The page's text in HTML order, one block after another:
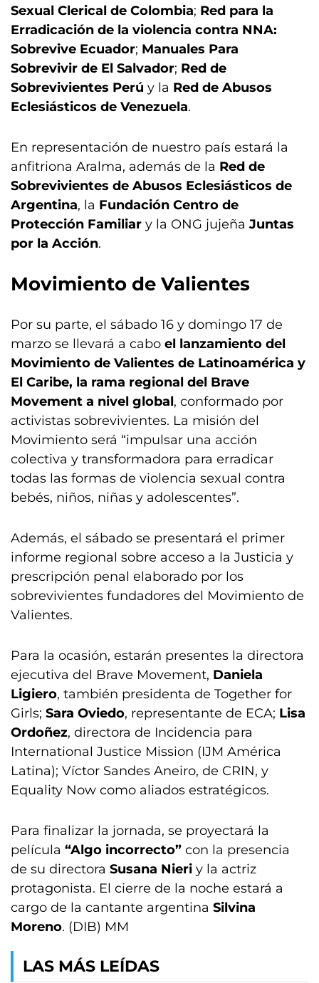
Sexual Clerical de Colombia; Red para la
Erradicación de la violencia contra NNA:
Sobrevive Ecuador; Manuales Para
Sobrevivir de El Salvador; Red de
Sobrevivientes Perú y la Red de Abusos
Eclesiásticos de Venezuela.
En representación de nuestro país estará la
anfitriona Aralma, además de la Red de
Sobrevivientes de Abusos Eclesiásticos de
Argentina, la Fundación Centro de
Protección Familiar y la ONG jujeña Juntas
por la Acción.
Movimiento de Valientes
Por su parte, el sábado 16 y domingo 17 de
marzo se llevará a cabo el lanzamiento del
Movimiento de Valientes de Latinoamérica y
El Caribe, la rama regional del Brave
Movement a nivel global, conformado por
activistas sobrevivientes. La misión del
Movimiento será “impulsar una acción
colectiva y transformadora para erradicar
todas las formas de violencia sexual contra
bebés, niños, niñas y adolescentes”.
Además, el sábado se presentará el primer
informe regional sobre acceso a la Justicia y
prescripción penal elaborado por los
sobrevivientes fundadores del Movimiento de
Valientes.
Para la ocasión, estarán presentes la directora
ejecutiva del Brave Movement, Daniela
Ligiero, también presidenta de Together for
Girls; Sara Oviedo, representante de ECA; Lisa
Ordoñez, directora de Incidencia para
International Justice Mission (IJM América
Latina); Víctor Sandes Aneiro, de CRIN, y
Equality Now como aliados estratégicos.
Para finalizar la jornada, se proyectará la
película “Algo incorrecto” con la presencia
de su directora Susana Nieri y la actriz
protagonista. El cierre de la noche estará a
cargo de la cantante argentina Silvina
Moreno. (DIB) MM
LAS MÁS LEÍDAS